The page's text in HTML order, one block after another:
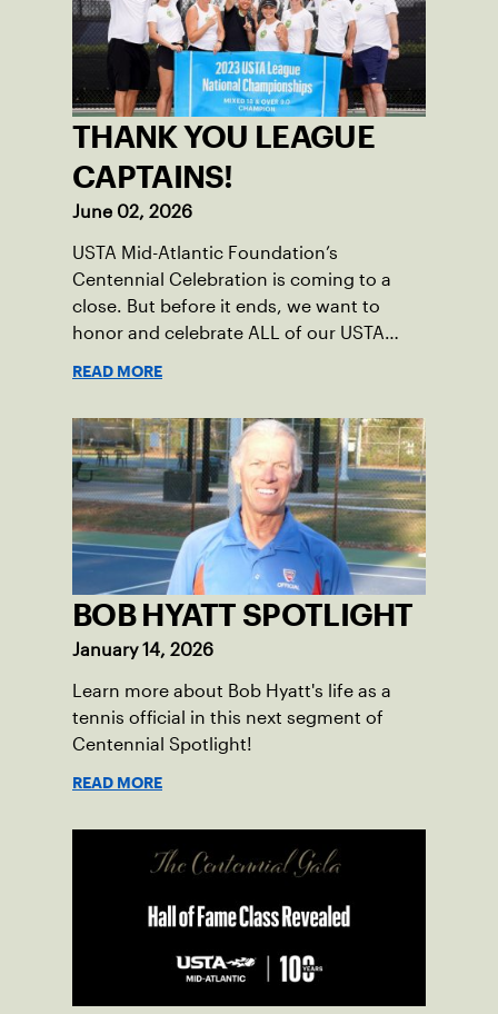
THANK YOU LEAGUE
CAPTAINS!
June 02, 2026
USTA Mid-Atlantic Foundation’s
Centennial Celebration is coming to a
close. But before it ends, we want to
honor and celebrate ALL of our USTA
community among adult players, but they
also ensure tennis in our region remains
vibrant and strong.
READ MORE
BOB HYATT SPOTLIGHT
January 14, 2026
Learn more about Bob Hyatt's life as a
tennis official in this next segment of
Centennial Spotlight!
READ MORE